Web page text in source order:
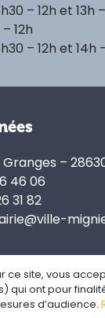
– 12h et 13h
12h
– 12h et 14h
–
46 06
31 82
de
Gestion des
ce site, vous
qui ont pour
d’audience.